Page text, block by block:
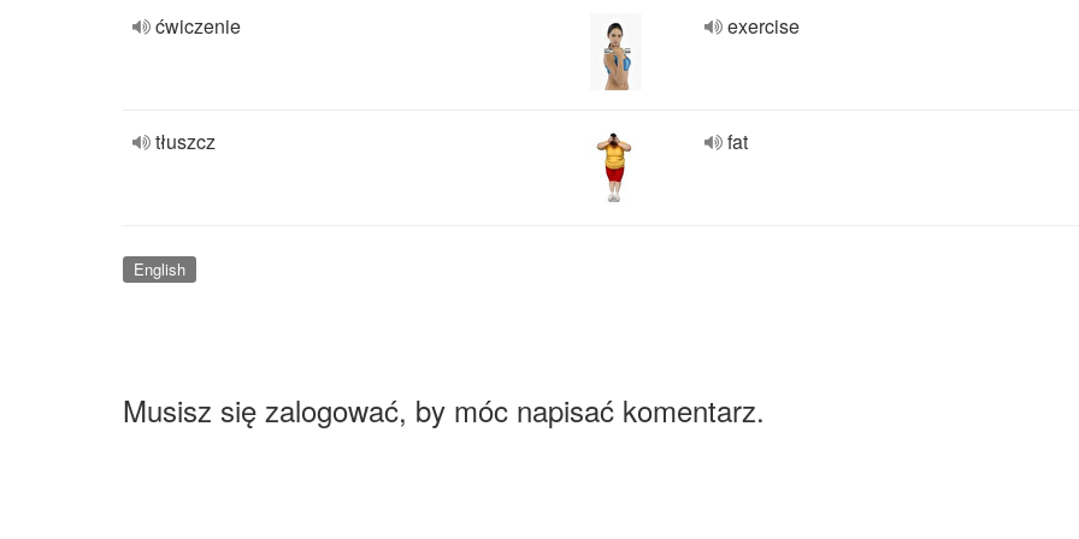
ćwiczenie exercise
tłuszcz fat
English
Musisz się zalogować, by móc napisać komentarz.